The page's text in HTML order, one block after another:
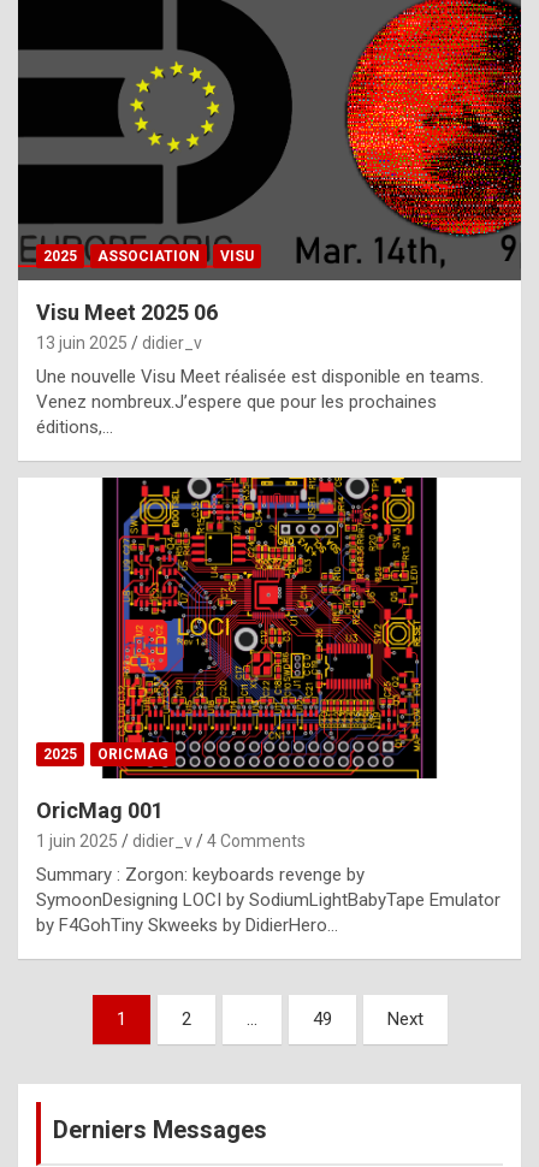
h
a
t
t
e
b
e
s
t
p
h
o
n
y
l
e
x
a
2025 ASSOCIATION VISU
Visu Meet 2025 06
13 juin 2025 didier_v
Une nouvelle Visu Meet réalisée est disponible en teams.
Venez nombreux.J’espere que pour les prochaines
éditions,…
2025 ORICMAG
OricMag 001
1 juin 2025 didier_v 4 Comments
Summary : Zorgon: keyboards revenge by
SymoonDesigning LOCI by SodiumLightBabyTape Emulator
by F4GohTiny Skweeks by DidierHero…
Pagination
publications
1 2 … 49 Next
Derniers Messages